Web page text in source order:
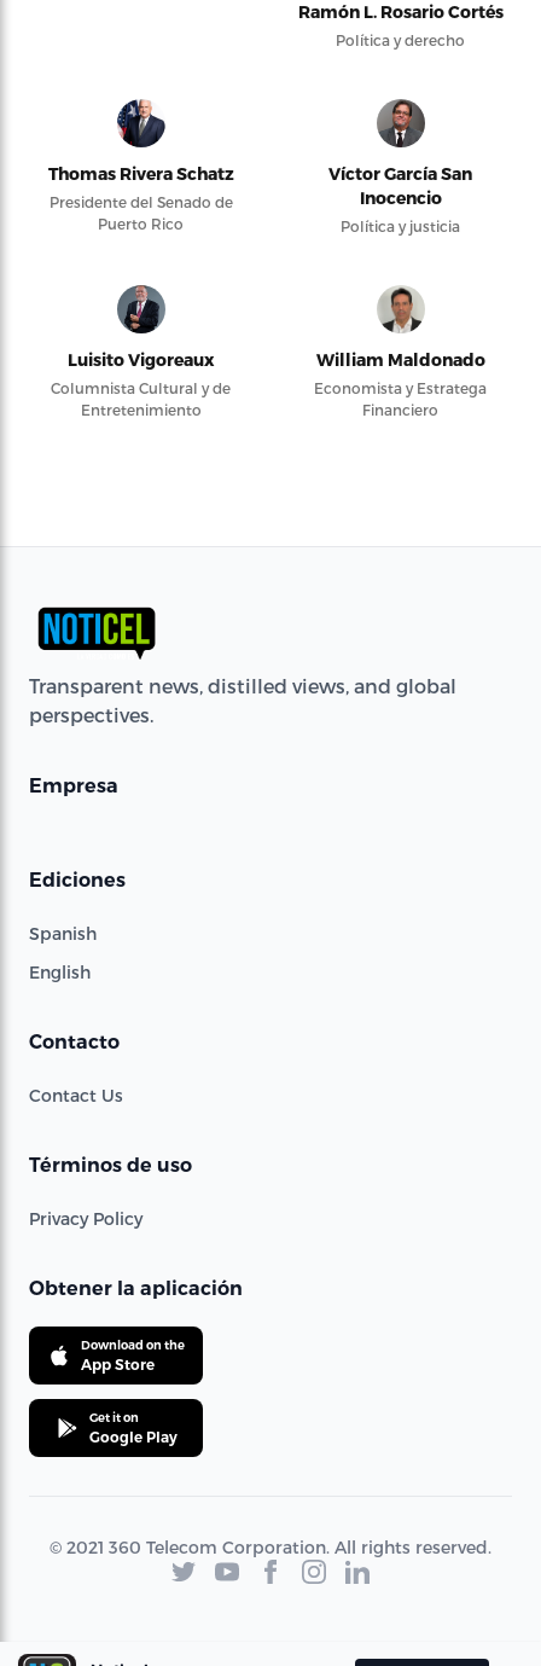
Ramón L. Rosario Cortés
Política y derecho
Thomas Rivera Schatz
Presidente del Senado de
Puerto Rico
Víctor García San
Inocencio
Política y justicia
Luisito Vigoreaux
Columnista Cultural y de
Entretenimiento
William Maldonado
Economista y Estratega
Financiero
Transparent news, distilled views, and global
perspectives.
Empresa
Ediciones
Spanish
English
Contacto
Contact Us
Términos de uso
Privacy Policy
Obtener la aplicación
Download on the
App Store
Get it on
Google Play
© 2021 360 Telecom Corporation. All rights reserved.